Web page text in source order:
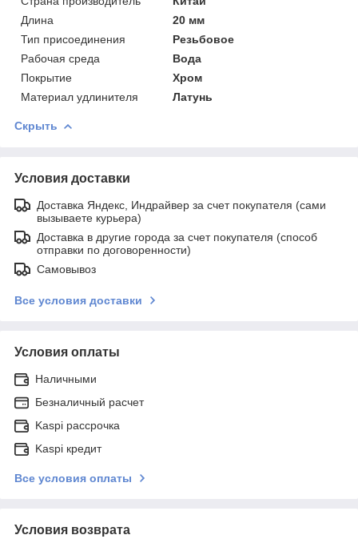
Длина
20 мм
Тип присоединения
Резьбовое
Рабочая среда
Вода
Покрытие
Хром
Материал удлинителя
Латунь
Скрыть
Условия доставки
Доставка Яндекс, Индрайвер за счет покупателя (сами
вызываете курьера)
Доставка в другие города за счет покупателя (способ
отправки по договоренности)
Самовывоз
Все условия доставки
Условия оплаты
Наличными
Безналичный расчет
Kaspi рассрочка
Kaspi кредит
Все условия оплаты
Условия возврата